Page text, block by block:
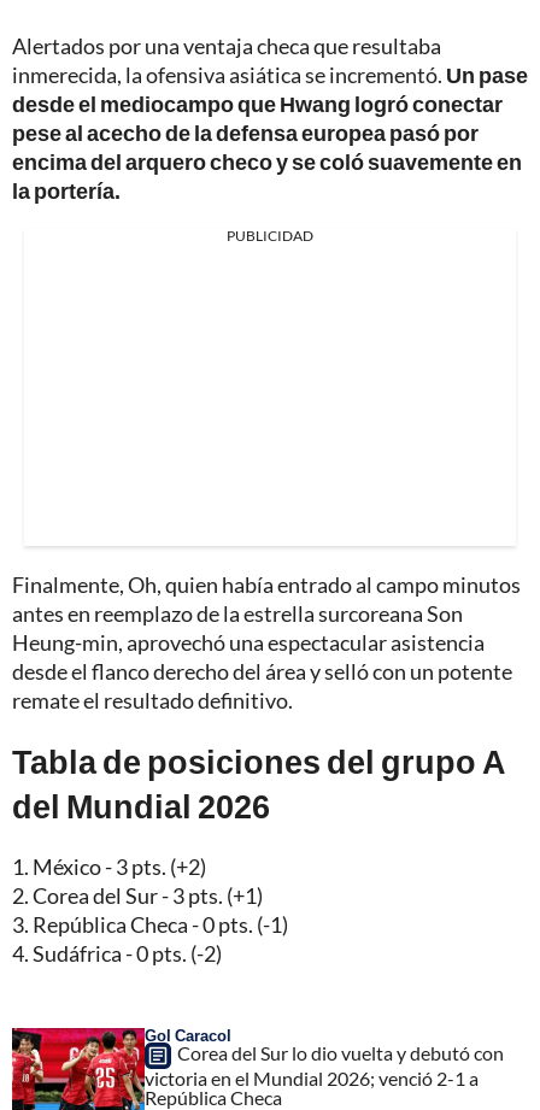
Alertados por una ventaja checa que resultaba
inmerecida, la ofensiva asiática se incrementó. Un pase
desde el mediocampo que Hwang logró conectar
pese al acecho de la defensa europea pasó por
encima del arquero checo y se coló suavemente en
la portería.
PUBLICIDAD
Finalmente, Oh, quien había entrado al campo minutos
antes en reemplazo de la estrella surcoreana Son
Heung-min, aprovechó una espectacular asistencia
desde el flanco derecho del área y selló con un potente
remate el resultado definitivo.
Tabla de posiciones del grupo A
del Mundial 2026
1. México - 3 pts. (+2)
2. Corea del Sur - 3 pts. (+1)
3. República Checa - 0 pts. (-1)
4. Sudáfrica - 0 pts. (-2)
Gol Caracol
Corea del Sur lo dio vuelta y debutó con
victoria en el Mundial 2026; venció 2-1 a
República Checa